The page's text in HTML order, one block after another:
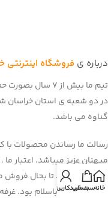
درباره ی فروشگاه اینترنتی
تیم ما بیش از
در دو شعبه ی استان خراسان
گناوه می باشد.
رسالت ما رساندن محصولات با
میهنان عزیز میباشد. اعتبار
عزیز می باشید. تا بحال
خانهسبد خرید
حساب کاربری من